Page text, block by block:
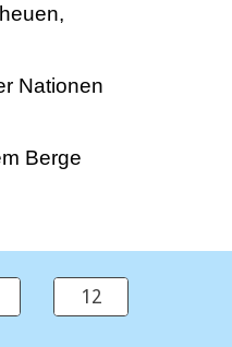
Nationen
Berge
12